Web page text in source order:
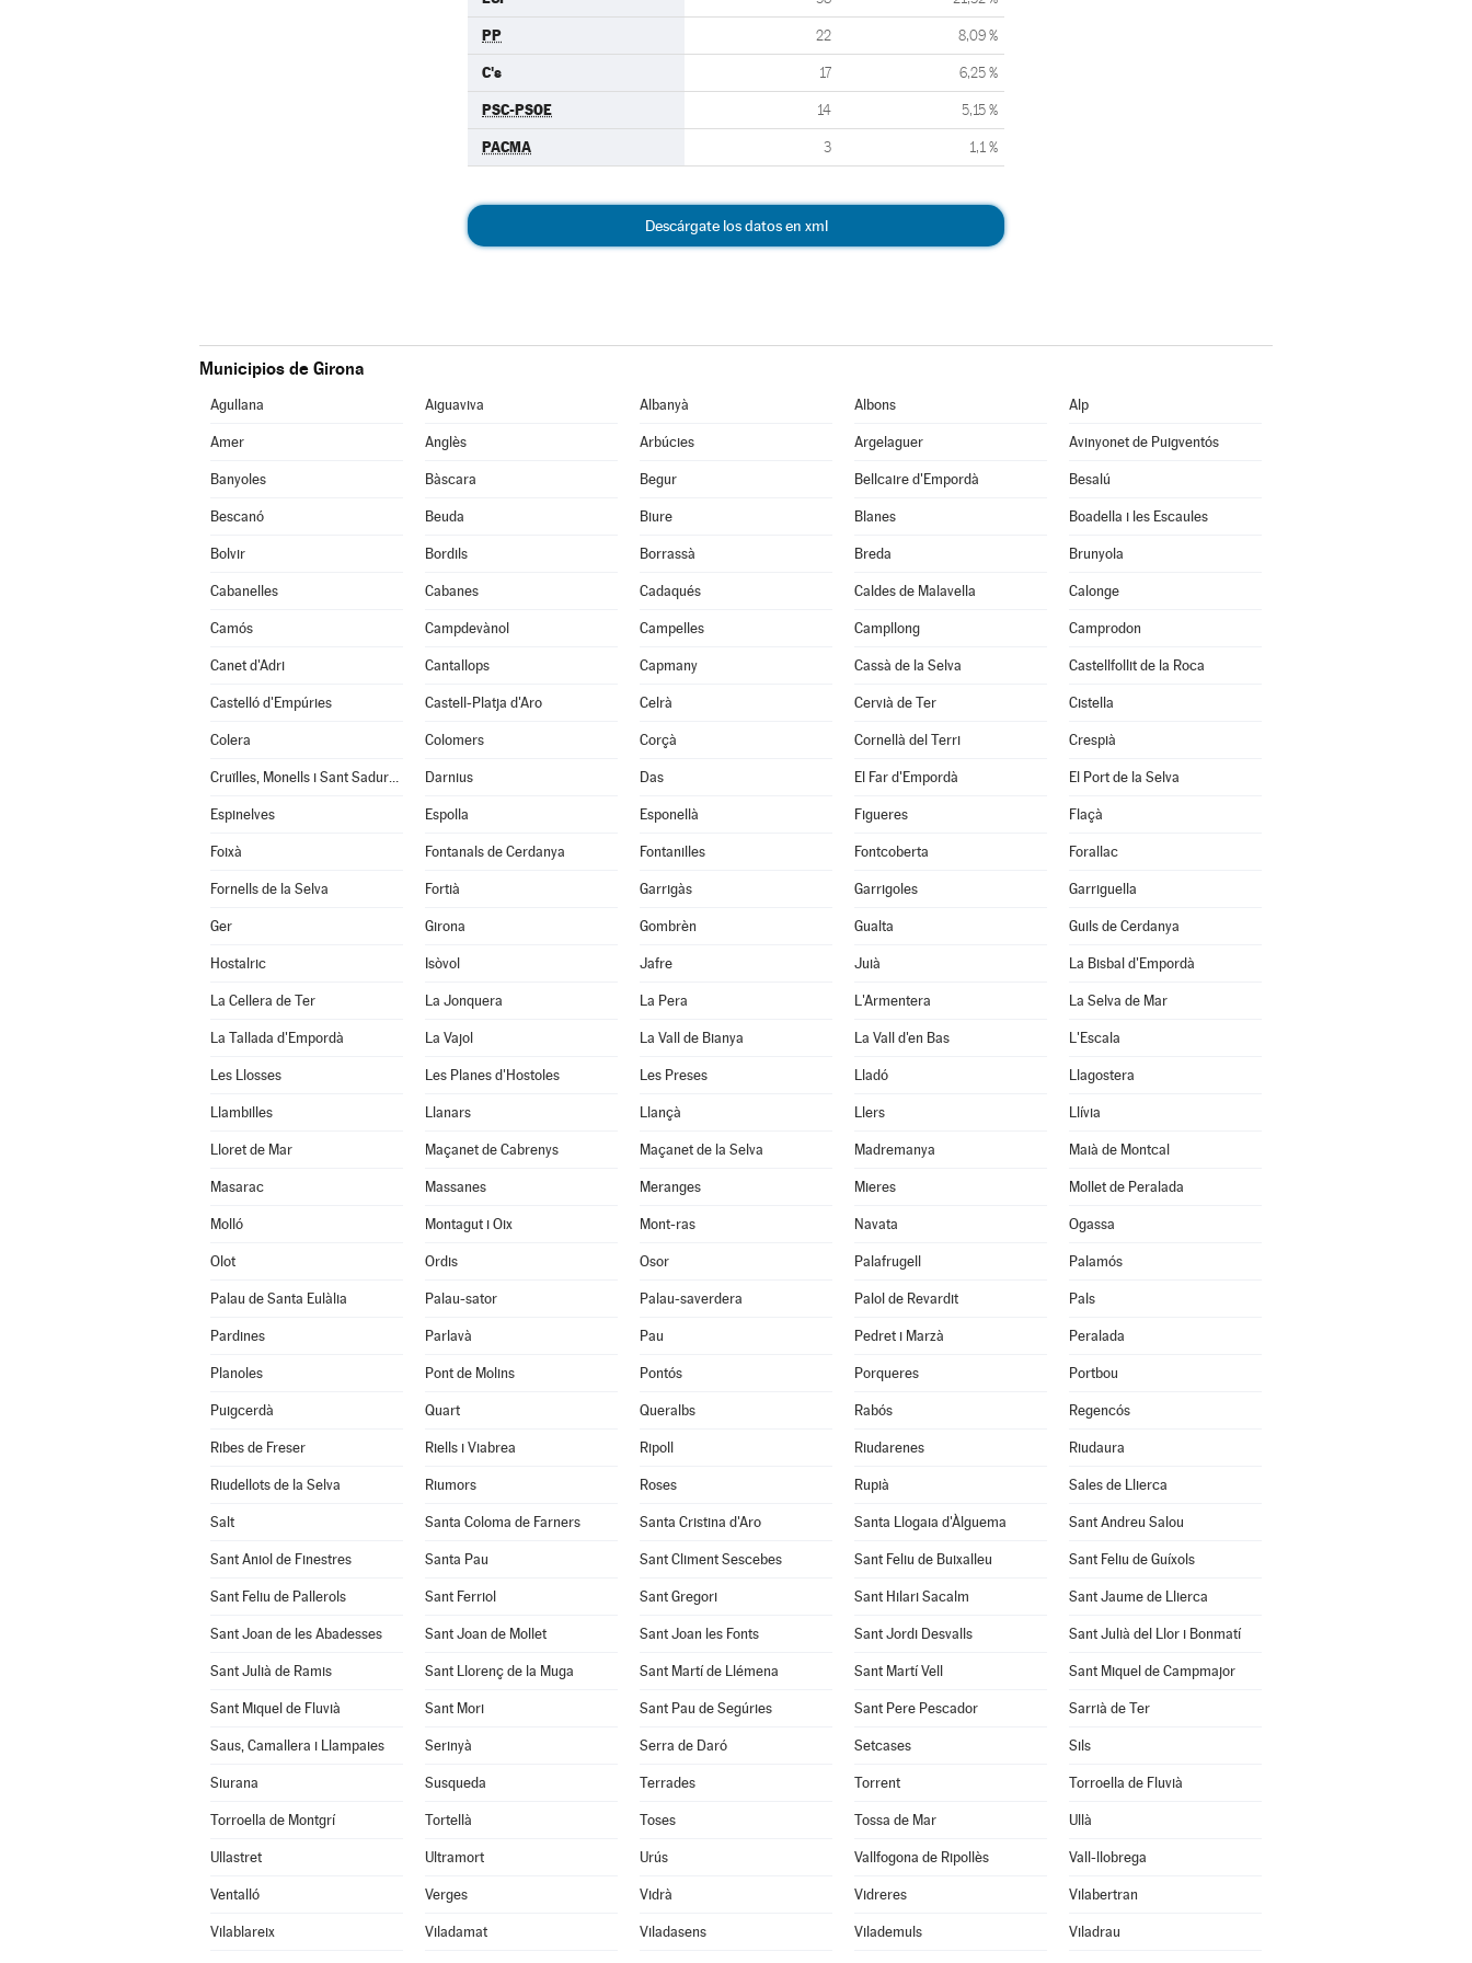
PP 22 8,09 %
C's 17 6,25 %
PSC-PSOE 14 5,15 %
PACMA 3 1,1 %
Descárgate los datos en xml
Municipios de Girona
Agullana Aiguaviva Albanyà Albons Alp
Amer Anglès Arbúcies Argelaguer Avinyonet de Puigventós
Banyoles Bàscara Begur Bellcaire d'Empordà Besalú
Bescanó Beuda Biure Blanes Boadella i les Escaules
Bolvir Bordils Borrassà Breda Brunyola
Cabanelles Cabanes Cadaqués Caldes de Malavella Calonge
Camós Campdevànol Campelles Campllong Camprodon
Canet d'Adri Cantallops Capmany Cassà de la Selva Castellfollit de la Roca
Castelló d'Empúries Castell-Platja d'Aro Celrà Cervià de Ter Cistella
Colera Colomers Corçà Cornellà del Terri Crespià
Cruïlles, Monells i Sant Sadurní de l'Heura Darnius Das El Far d'Empordà El Port de la Selva
Espinelves Espolla Esponellà Figueres Flaçà
Foixà Fontanals de Cerdanya Fontanilles Fontcoberta Forallac
Fornells de la Selva Fortià Garrigàs Garrigoles Garriguella
Ger Girona Gombrèn Gualta Guils de Cerdanya
Hostalric Isòvol Jafre Juià La Bisbal d'Empordà
La Cellera de Ter La Jonquera La Pera L'Armentera La Selva de Mar
La Tallada d'Empordà La Vajol La Vall de Bianya La Vall d'en Bas L'Escala
Les Llosses Les Planes d'Hostoles Les Preses Lladó Llagostera
Llambilles Llanars Llançà Llers Llívia
Lloret de Mar Maçanet de Cabrenys Maçanet de la Selva Madremanya Maià de Montcal
Masarac Massanes Meranges Mieres Mollet de Peralada
Molló Montagut i Oix Mont-ras Navata Ogassa
Olot Ordis Osor Palafrugell Palamós
Palau de Santa Eulàlia Palau-sator Palau-saverdera Palol de Revardit Pals
Pardines Parlavà Pau Pedret i Marzà Peralada
Planoles Pont de Molins Pontós Porqueres Portbou
Puigcerdà Quart Queralbs Rabós Regencós
Ribes de Freser Riells i Viabrea Ripoll Riudarenes Riudaura
Riudellots de la Selva Riumors Roses Rupià Sales de Llierca
Salt Santa Coloma de Farners Santa Cristina d'Aro Santa Llogaia d'Àlguema Sant Andreu Salou
Sant Aniol de Finestres Santa Pau Sant Climent Sescebes Sant Feliu de Buixalleu Sant Feliu de Guíxols
Sant Feliu de Pallerols Sant Ferriol Sant Gregori Sant Hilari Sacalm Sant Jaume de Llierca
Sant Joan de les Abadesses Sant Joan de Mollet Sant Joan les Fonts Sant Jordi Desvalls Sant Julià del Llor i Bonmatí
Sant Julià de Ramis Sant Llorenç de la Muga Sant Martí de Llémena Sant Martí Vell Sant Miquel de Campmajor
Sant Miquel de Fluvià Sant Mori Sant Pau de Segúries Sant Pere Pescador Sarrià de Ter
Saus, Camallera i Llampaies Serinyà Serra de Daró Setcases Sils
Siurana Susqueda Terrades Torrent Torroella de Fluvià
Torroella de Montgrí Tortellà Toses Tossa de Mar Ullà
Ullastret Ultramort Urús Vallfogona de Ripollès Vall-llobrega
Ventalló Verges Vidrà Vidreres Vilabertran
Vilablareix Viladamat Viladasens Vilademuls Viladrau